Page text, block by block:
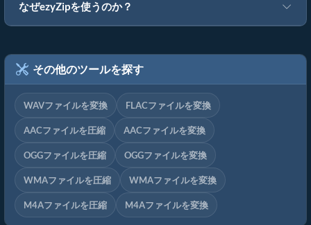
なぜezyZipを使うのか？
その他のツールを探す
WAVファイルを変換 FLACファイルを変換
AACファイルを圧縮 AACファイルを変換
OGGファイルを圧縮 OGGファイルを変換
WMAファイルを圧縮 WMAファイルを変換
M4Aファイルを圧縮 M4Aファイルを変換